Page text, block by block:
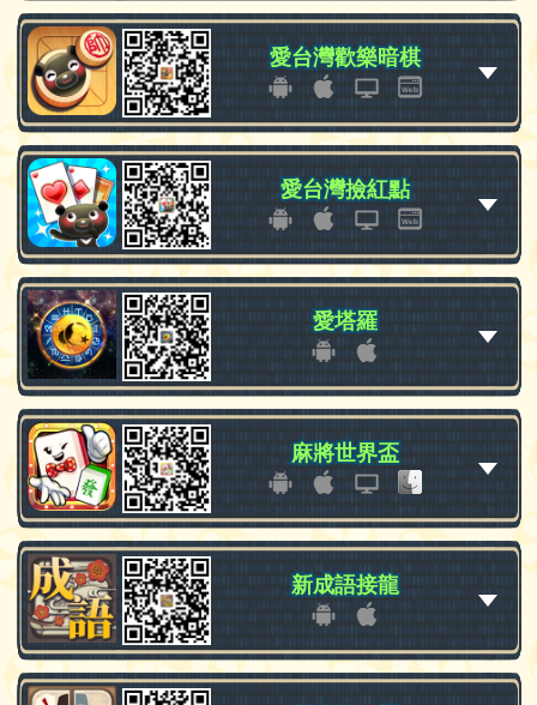
愛台灣歡樂暗棋
愛台灣歡樂暗棋
愛台灣撿紅點
愛台灣撿紅點
愛塔羅
愛塔羅
麻將世界盃
麻將世界盃
新成語接龍
新成語接龍